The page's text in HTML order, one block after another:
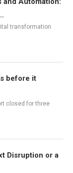
transformation
before it
closed for three
Disruption or a